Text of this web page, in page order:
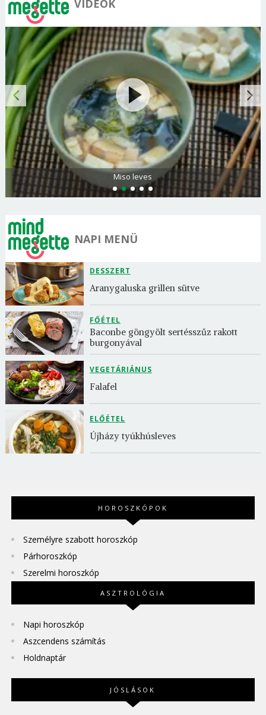
VIDEÓK
Miso leves
NAPI MENÜ
DESSZERT
Aranygaluska grillen sütve
FŐÉTEL
Baconbe göngyölt sertésszűz rakott
burgonyával
VEGETÁRIÁNUS
Falafel
ELŐÉTEL
Újházy tyúkhúsleves
HOROSZKÓPOK
Személyre szabott horoszkóp
Párhoroszkóp
Szerelmi horoszkóp
ASZTROLÓGIA
Napi horoszkóp
Aszcendens számítás
Holdnaptár
JÓSLÁSOK